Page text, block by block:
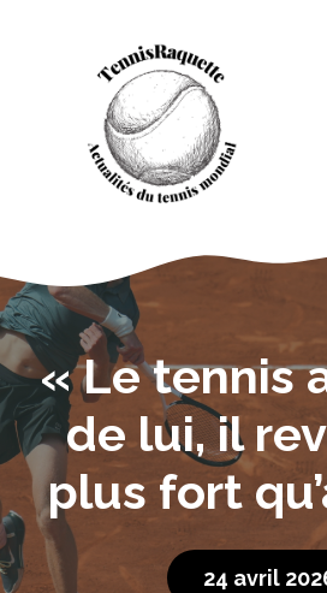
« Le tennis
de lui, il
plus fort
24 avril